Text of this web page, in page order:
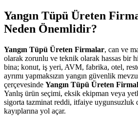
Yangın Tüpü Üreten
Neden Önemlidir?
Yangın Tüpü Üreten Firmalar, can ve
olarak zorunlu ve teknik olarak hassas bir
bina; konut, iş yeri, AVM, fabrika, otel,
ayrımı yapmaksızın yangın güvenlik
çerçevesinde Yangın Tüpü Üreten
Yanlış ürün seçimi, eksik ekipman veya
sigorta tazminat reddi, itfaiye uygunsuzluk
kayıplarına yol açar.